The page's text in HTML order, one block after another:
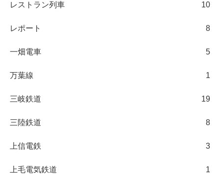
レストラン列車 10
レポート 8
一畑電車 5
万葉線 1
三岐鉄道 19
三陸鉄道 8
上信電鉄 3
上毛電気鉄道 1